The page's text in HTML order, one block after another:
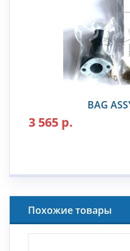
BAG
3 565 р.
Похожие товары